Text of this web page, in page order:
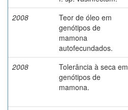
2008
Teor de óleo em
genótipos de
mamona
autofecundados.
2008
Tolerância à seca em
genótipos de
mamona.